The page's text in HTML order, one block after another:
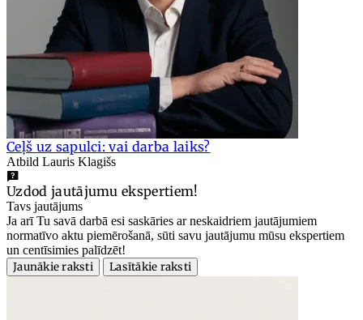
Ceļš uz sapulci: vai darba laiks?
Atbild Lauris Klagišs
Uzdod jautājumu ekspertiem!
Tavs jautājums
Ja arī Tu savā darbā esi saskāries ar neskaidriem jautājumiem
normatīvo aktu piemērošanā, sūti savu jautājumu mūsu ekspertiem
un centīsimies palīdzēt!
Jaunākie raksti
Lasītākie raksti